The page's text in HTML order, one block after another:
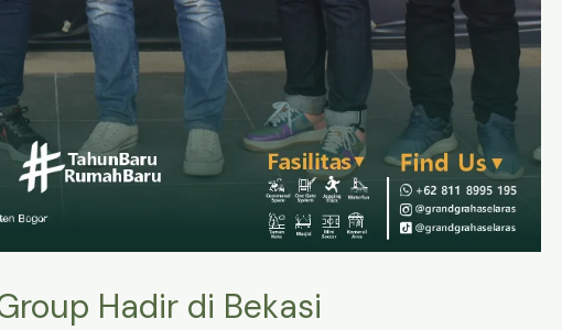
Hadir di Bekasi